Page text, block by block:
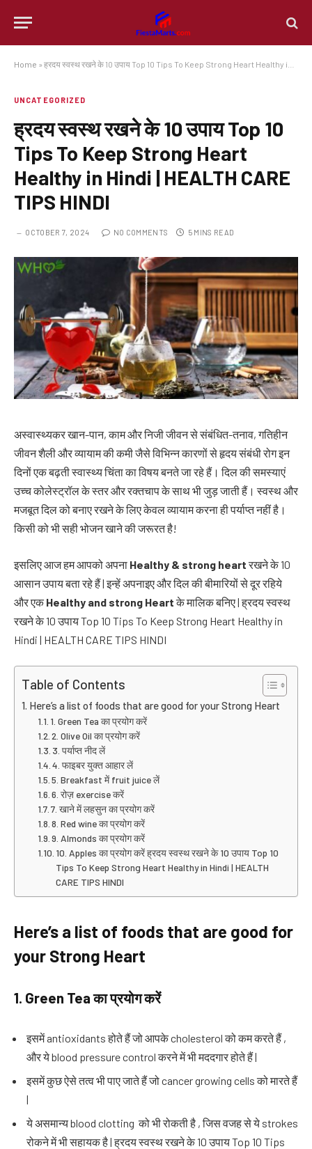
Home » ह्रदय स्वस्थ रखने के 10 उपाय Top 10 Tips To Keep Strong Heart Healthy in Hindi | HEALTH CARE TIPS HINDI
UNCATEGORIZED
ह्रदय स्वस्थ रखने के 10 उपाय Top 10
Tips To Keep Strong Heart
Healthy in Hindi | HEALTH CARE
TIPS HINDI
OCTOBER 7, 2024 NO COMMENTS 5 MINS READ
अस्वास्थ्यकर खान-पान, काम और निजी जीवन से संबंधित-तनाव, गतिहीन
जीवन शैली और व्यायाम की कमी जैसे विभिन्न कारणों से हृदय संबंधी रोग इन
दिनों एक बढ़ती स्वास्थ्य चिंता का विषय बनते जा रहे हैं। दिल की समस्याएं
उच्च कोलेस्ट्रॉल के स्तर और रक्तचाप के साथ भी जुड़ जाती हैं। स्वस्थ और
मजबूत दिल को बनाए रखने के लिए केवल व्यायाम करना ही पर्याप्त नहीं है।
किसी को भी सही भोजन खाने की जरूरत है!
इसलिए आज हम आपको अपना Healthy & strong heartरखने के 10
आसान उपाय बता रहे हैं | इन्हें अपनाइए और दिल की बीमारियों से दूर रहिये
और एकHealthy and strong Heartके मालिक बनिए | ह्रदय स्वस्थ
रखने के 10 उपाय Top 10 Tips To Keep Strong Heart Healthy in
Hindi | HEALTH CARE TIPS HINDI
Table of Contents
Here’s a list of foods that are good for your Strong Heart
1. Green Tea का प्रयोग करें
2. Olive Oil का प्रयोग करें
3. पर्याप्त नीद लें
4. फाइबर युक्त आहार लें
5. Breakfast में fruit juice लें
6. रोज़ exercise करें
7. खाने में लहसुन का प्रयोग करें
8. Red wine का प्रयोग करें
9. Almonds का प्रयोग करें
10. Apples का प्रयोग करें ह्रदय स्वस्थ रखने के 10 उपाय Top 10
Tips To Keep Strong Heart Healthy in Hindi | HEALTH
CARE TIPS HINDI
Here’s a list of foods that are good for
your Strong Heart
1. Green Teaका प्रयोग करें
इसमें antioxidants होते हैं जो आपके cholesterol को कम करते हैं ,
और ये blood pressure control करने में भी मददगार होते हैं |
इसमें कुछ ऐसे तत्व भी पाए जाते हैं जो cancer growing cells को मारते हैं
|
ये असमान्य blood clotting को भी रोकती है , जिस वजह से ये strokes
रोकने में भी सहायक है | ह्रदय स्वस्थ रखने के 10 उपाय Top 10 Tips